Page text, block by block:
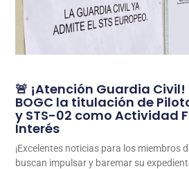
🚨 ¡Atención Guardia
BOGC la titulación de
y STS-02 como Actividad
Interés
¡Excelentes noticias para los miembros
buscan impulsar y baremar su